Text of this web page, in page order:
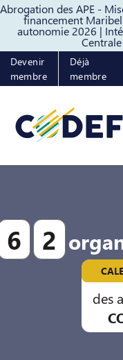
Abrogation des APE -
financement
autonomie 2026 |
Passer au
Devenir
membre
Déjà
membre
6 2
des